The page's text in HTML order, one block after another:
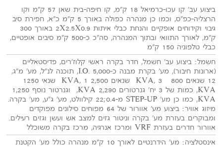
ביצוע עב' קו עכו-כרמיאל 18 ק"מ, קו חיפה-בית שאן 57 ק"מ וקו
הרצליה-כפ"ס, וכמו כן מנהרה כפולה באורך 5 ק"מ כ"א, חפירת סיב
גיבוי וקידוחים אופקיים והנחת כבלי איתות 2X2.5X0.9 באורך 300
ק"מ, לאורך התוואי ובתוך המנהרה, סה"כ כ-500 ק"מ סיבים אופטיים,
כבלי טלפוניה 150 ק"מ
חשמל: ביצוע עב' חשמל, חדר בקרה ראשי קלוז'רים, פדיסטאליים
(ארונות חיבור), מע' בקרת מבנה כ-5,000 .I.O, תוכנה לנ"ל, מע' מ"ג,
12 שנאים 800 KVA, 3 שנאים 2,500 KVA, 1 שנאי 1250
KVA, כמות של 3 יח' גנרטורים 2,290 KVA, וגנרטור נוסף 1,250
KVA, כמו כן מע' STEP-UP מ-0.4;22 קילוולט, מע' ג"ע, מע' בקרה.
מיזוג אוויר: ביצוע מע' אוורור של 64 מפוחים סילונים מפוקדים
ומבוקרים בעזרת מע' בקרה וניטור גזים למצב אש ועשן וגזים רעילים.
אוורור חדרים בעזרת VRF ומרכז אנרגיה, מרכז בקרה משוכלל
אינסטלציה: מע' הידרנטיים לאורך 10 ק"מ מנהרה כולל מע' הקטנת